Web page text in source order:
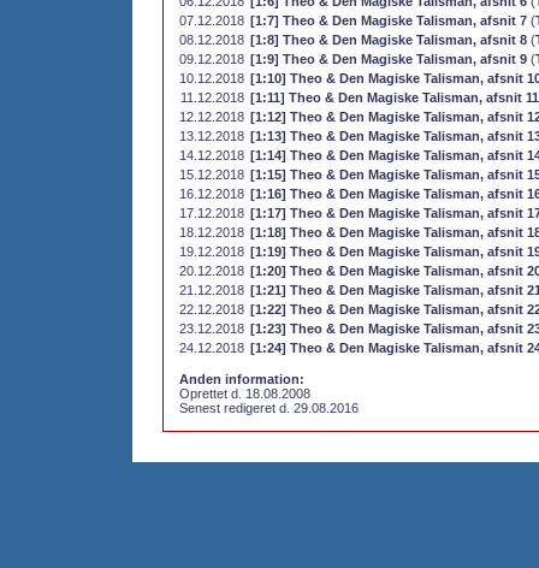
07.12.2018 [1:7] Theo & Den Magiske Talisman, afsnit 7 (
08.12.2018 [1:8] Theo & Den Magiske Talisman, afsnit 8 (
09.12.2018 [1:9] Theo & Den Magiske Talisman, afsnit 9 (
10.12.2018 [1:10] Theo & Den Magiske Talisman, afsnit
11.12.2018 [1:11] Theo & Den Magiske Talisman, afsnit 11
12.12.2018 [1:12] Theo & Den Magiske Talisman, afsnit
13.12.2018 [1:13] Theo & Den Magiske Talisman, afsnit
14.12.2018 [1:14] Theo & Den Magiske Talisman, afsnit
15.12.2018 [1:15] Theo & Den Magiske Talisman, afsnit
16.12.2018 [1:16] Theo & Den Magiske Talisman, afsnit
17.12.2018 [1:17] Theo & Den Magiske Talisman, afsnit
18.12.2018 [1:18] Theo & Den Magiske Talisman, afsnit
19.12.2018 [1:19] Theo & Den Magiske Talisman, afsnit
20.12.2018 [1:20] Theo & Den Magiske Talisman, afsnit
21.12.2018 [1:21] Theo & Den Magiske Talisman, afsnit
22.12.2018 [1:22] Theo & Den Magiske Talisman, afsnit
23.12.2018 [1:23] Theo & Den Magiske Talisman, afsnit
24.12.2018 [1:24] Theo & Den Magiske Talisman, afsnit
Anden information:
Oprettet d. 18.08.2008
Senest redigeret d. 29.08.2016